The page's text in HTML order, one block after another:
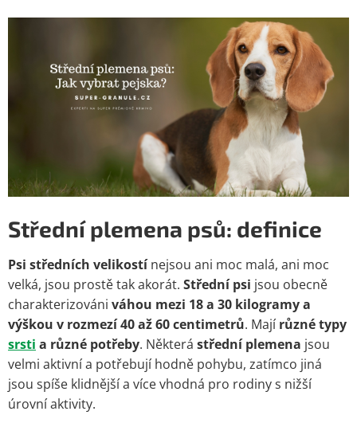
Střední plemena psů: definice
Psi středních velikostínejsou ani moc malá, ani moc
velká, jsou prostě tak akorát. Střední psi jsou obecně
charakterizováni váhou mezi 18 a 30 kilogramya
výškou v rozmezí40 až 60 centimetrů. Majírůzné typy
srsti a různé potřeby. Některá střední plemena jsou
velmi aktivní a potřebují hodně pohybu, zatímco jiná
jsou spíše klidnější a více vhodná pro rodiny s nižší
úrovní aktivity.